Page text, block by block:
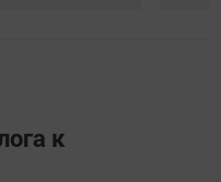
к